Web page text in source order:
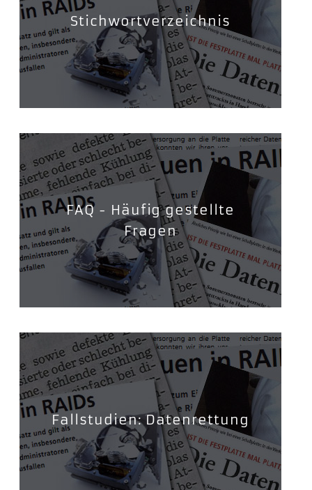
Stichwortverzeichnis
FAQ - Häufig gestellte
Fragen
Fallstudien: Datenrettung